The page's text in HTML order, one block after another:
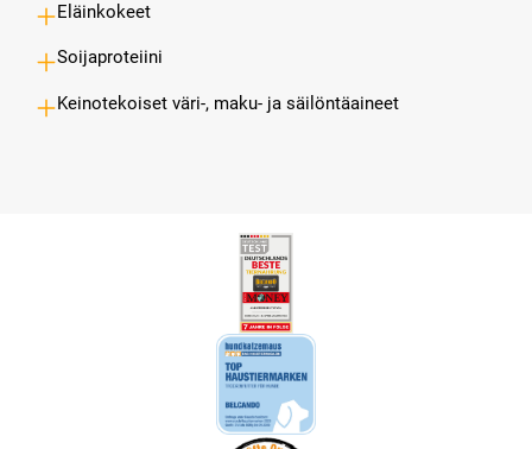
Eläinkokeet
Soijaproteiini
Keinotekoiset väri-, maku- ja säilöntäaineet